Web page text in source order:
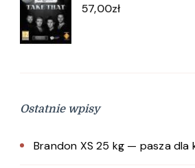
57,00zł
Ostatnie wpisy
Brandon XS 25 kg — pasza dla